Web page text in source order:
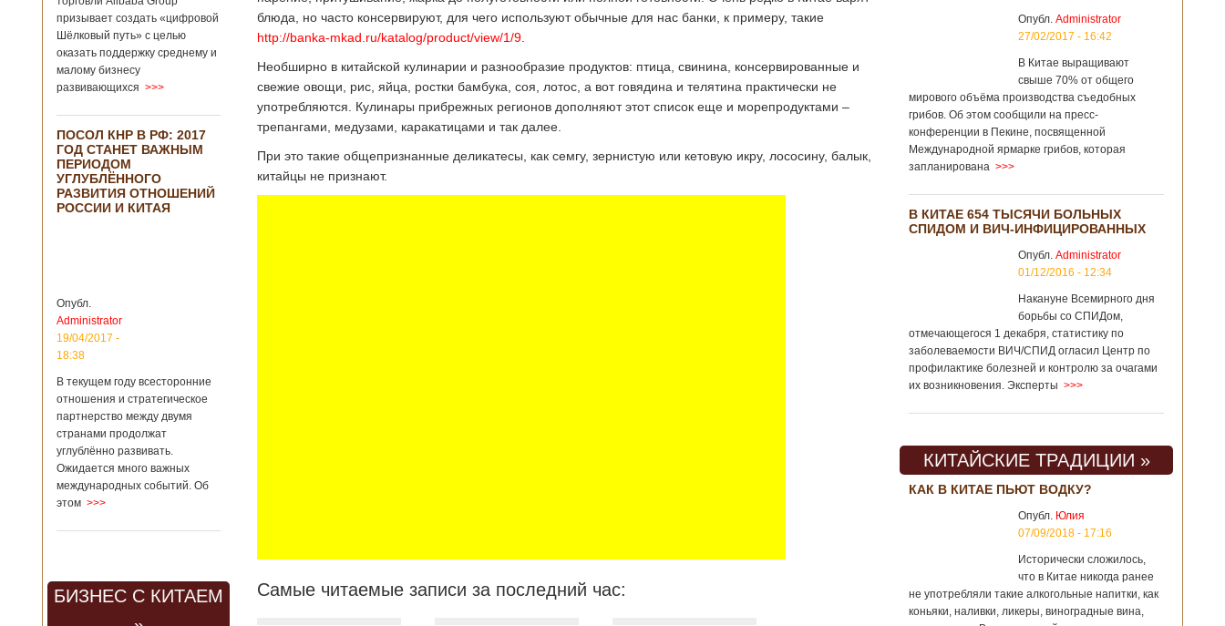
свидетельствуют
опубликованные
году размер
импорта из Китая
Подробнее...
21/02/2019 - 22:30
Китай и Россия
собираются
разрабатывать
тяжелый
вертолет
В ближайшее
время между
Китаем и Россией
планируется
подписание
директор по
региональной
политике и
международному
государственной
корпорации
«Ростех» Виктор
Кладов
журналистам в
ходе
выставки Aero
India-2019, которая
Россией на
разработку,
призывает создать «цифровой
Шёлковый путь» с целью
оказать поддержку среднему и
малому бизнесу
развивающихся >>>
ПОСОЛ КНР В РФ: 2017
ГОД СТАНЕТ ВАЖНЫМ
ПЕРИОДОМ
УГЛУБЛЁННОГО
РАЗВИТИЯ ОТНОШЕНИЙ
РОССИИ И КИТАЯ
Опубл.
Administrator
19/04/2017 -
18:38
В текущем году всесторонние
отношения и стратегическое
партнерство между двумя
странами продолжат
углублённо развивать.
Ожидается много важных
международных событий. Об
этом >>>
БИЗНЕС С КИТАЕМ
блюда, но часто консервируют, для чего используют обычные для нас банки, к примеру, такие
http://banka-mkad.ru/katalog/product/view/1/9
Необширно в китайской кулинарии и разнообразие продуктов: птица, свинина, консервированные и
свежие овощи, рис, яйца, ростки бамбука, соя, лотос, а вот говядина и телятина практически не
употребляются. Кулинары прибрежных регионов дополняют этот список еще и морепродуктами –
трепангами, медузами, каракатицами и так далее.
При это такие общепризнанные деликатесы, как семгу, зернистую или кетовую икру, лососину, балык,
китайцы не признают.
Самые читаемые записи за последний час:
Опубл. Administrator
27/02/2017 - 16:42
В Китае выращивают
свыше 70% от общего
мирового объёма производства съедобных
грибов. Об этом сообщили на пресс-
конференции в Пекине, посвященной
Международной ярмарке грибов, которая
запланирована >>>
В КИТАЕ 654 ТЫСЯЧИ БОЛЬНЫХ
СПИДОМ И ВИЧ-ИНФИЦИРОВАННЫХ
Опубл. Administrator
01/12/2016 - 12:34
Накануне Всемирного дня
борьбы со СПИДом,
отмечающегося 1 декабря, статистику по
заболеваемости ВИЧ/СПИД огласил Центр по
профилактике болезней и контролю за очагами
их возникновения. Эксперты >>>
КИТАЙСКИЕ ТРАДИЦИИ »
КАК В КИТАЕ ПЬЮТ ВОДКУ?
Опубл. Юлия
07/09/2018 - 17:16
Исторически сложилось,
что в Китае никогда ранее
не употребляли такие алкогольные напитки, как
коньяки, наливки, ликеры, виноградные вина,